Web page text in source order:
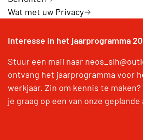
Wat met uw Privacy
Interesse in het jaarprogramma
Stuur een mail naar
ontvang het jaarprogramma voor
werkjaar. Zin om kennis te
je graag op een van onze